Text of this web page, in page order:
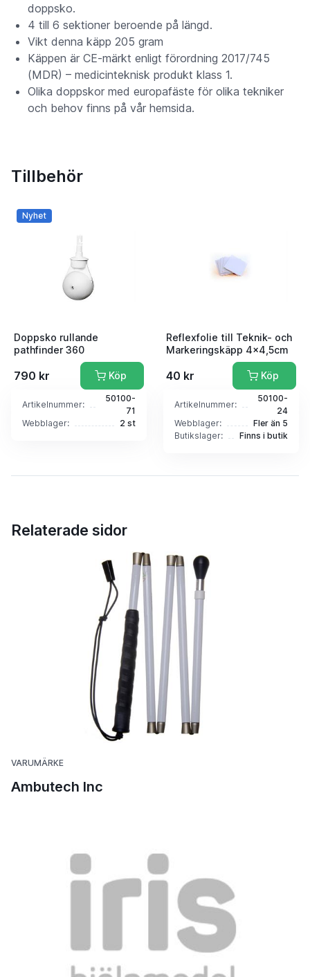
doppsko.
4 till 6 sektioner beroende på längd.
Vikt denna käpp 205 gram
Käppen är CE-märkt enligt förordning 2017/745
(MDR) – medicinteknisk produkt klass 1.
Olika doppskor med europafäste för olika tekniker
och behov finns på vår hemsida.
Tillbehör
Nyhet
Doppsko rullande
pathfinder 360
790 kr Köp
Artikelnummer:
50100-
71
Webblager:
2 st
Reflexfolie till Teknik- och
Markeringskäpp 4x4,5cm
40 kr Köp
Artikelnummer:
50100-
24
Webblager:
Fler än 5
Butikslager:
Finns i butik
Relaterade sidor
VARUMÄRKE
Ambutech Inc